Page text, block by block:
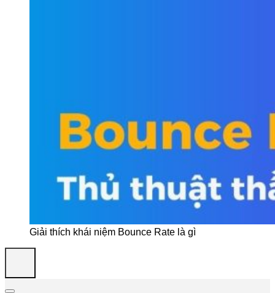
Giải thích khái niệm Bounce Rate là gì